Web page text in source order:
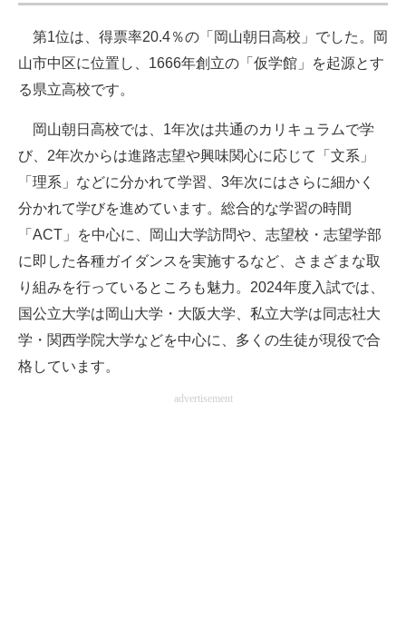
電子設計の基本と応用
エネルギーの専門メディア
ちょっと気になるネットの話題
第1位は、得票率20.4％の「岡山朝日高校」でした。岡
山市中区に位置し、1666年創立の「仮学館」を起源とす
る県立高校です。
岡山朝日高校では、1年次は共通のカリキュラムで学
び、2年次からは進路志望や興味関心に応じて「文系」
「理系」などに分かれて学習、3年次にはさらに細かく
分かれて学びを進めています。総合的な学習の時間
「ACT」を中心に、岡山大学訪問や、志望校・志望学部
に即した各種ガイダンスを実施するなど、さまざまな取
り組みを行っているところも魅力。2024年度入試では、
国公立大学は岡山大学・大阪大学、私立大学は同志社大
学・関西学院大学などを中心に、多くの生徒が現役で合
格しています。
advertisement